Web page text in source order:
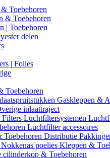
Toebehoren
& Toebehoren
| Toebehoren
delen
| Folies
Toebehoren
Gaskleppen &
inlaattraject
Luchtfiltersystemen
Luchtfilter accessoires
Distributie
Nokkenas poelies Kleppen &
cilinderkop & Toebehoren